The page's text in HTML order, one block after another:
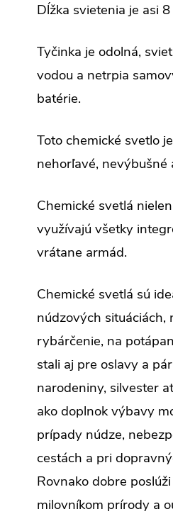
Dĺžka svietenia je asi
Tyčinka je odolná,
vodou a netrpia
batérie.
Toto chemické svetlo
nehorľavé, nevýbušné
Chemické svetlá
využívajú všetky
vrátane armád.
Chemické svetlá sú
núdzových situáciách,
rybárčenie, na
stali aj pre oslavy a
narodeniny, silvester
ako doplnok výbavy
prípady núdze,
cestách a pri
Rovnako dobre
milovníkom prírody a